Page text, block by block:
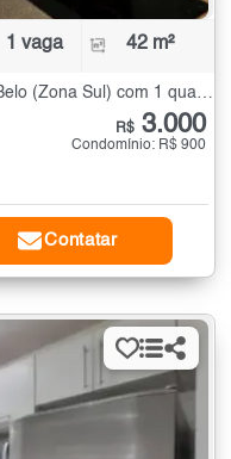
1 vaga 42 m²
Kitnet / Loft para Alugar no Campo Belo (Zona Sul) com 1 quarto - 42 m²
R$ 3.000
Condomínio: R$ 900
Contatar